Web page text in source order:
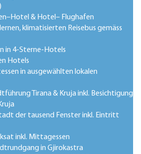
& Hotel– Flughafen
klimatisierten Reisebus gemäss
in 4-Sterne-Hotels
Hotels
in ausgewählten lokalen
Tirana & Kruja inkl. Besichtigung
der tausend Fenster inkl. Eintritt
inkl. Mittagessen
in Gjirokastra